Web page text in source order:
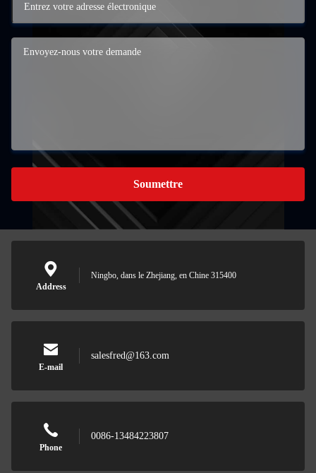
Soumettre
Address
Ningbo, dans le Zhejiang, en Chine 315400
E-mail
salesfred@163.com
Phone
0086-13484223807